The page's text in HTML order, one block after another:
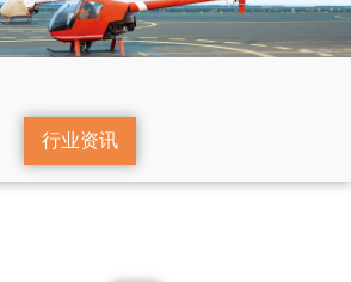
行业资讯